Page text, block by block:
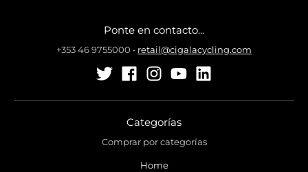
Ponte en contacto...
+353 46 9755000 • retail@cigalacycling.com
Categorías
Comprar por categorías
Home